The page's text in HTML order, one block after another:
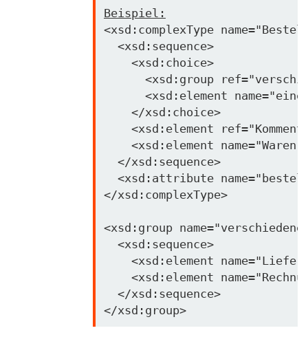
Beispiel:
<xsd:complexType name=
  <xsd:sequence>
    <xsd:choice>
      <xsd:group
ref=
      <xsd:element name=
    </xsd:choice>
    <xsd:element
ref=
    <xsd:element name=
"Waren"
  </xsd:sequence>
  <xsd:attribute name=
</xsd:complexType>
<xsd:group name=
  <xsd:sequence>
    <xsd:element name=
    <xsd:element name=
  </xsd:sequence>